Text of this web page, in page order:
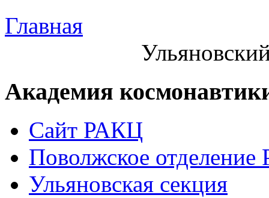
Главная
Академия
Сайт РАКЦ
Поволжское
Ульяновская секция